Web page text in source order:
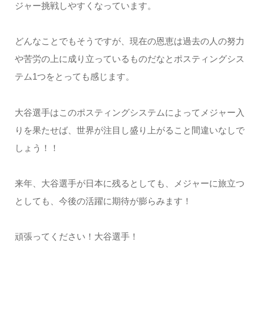
ジャー挑戦しやすくなっています。
どんなことでもそうですが、現在の恩恵は過去の人の努力
や苦労の上に成り立っているものだなとポスティングシス
テム1つをとっても感じます。
大谷選手はこのポスティングシステムによってメジャー入
りを果たせば、世界が注目し盛り上がること間違いなしで
しょう！！
来年、大谷選手が日本に残るとしても、メジャーに旅立つ
としても、今後の活躍に期待が膨らみます！
頑張ってください！大谷選手！